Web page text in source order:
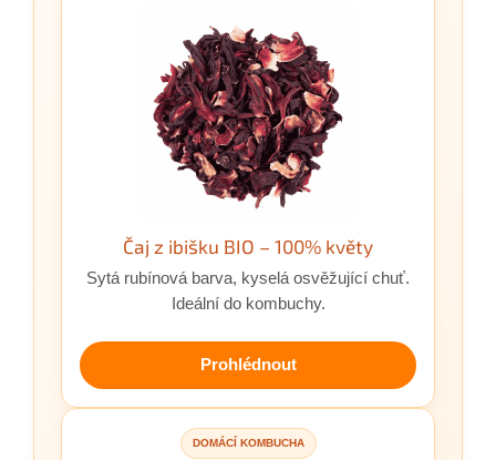
Čaj z ibišku BIO – 100% květy
Sytá rubínová barva, kyselá osvěžující chuť.
Ideální do kombuchy.
Prohlédnout
DOMÁCÍ KOMBUCHA